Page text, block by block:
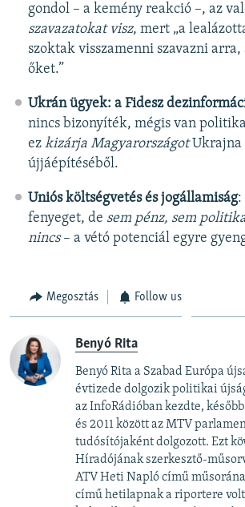
gondol – a kemény reakció –, az
szavazatokat visz, mert „a
szoktak visszamenni szavazni
őket.”
Ukrán ügyek: a Fidesz
nincs bizonyíték, mégis van
ez kizárja MagyarországotUkrajna
újjáépítéséből.
Uniós költségvetés és jogállamiság:
fenyeget, de sem pénz, sem
nincs– a vétó potenciál egyre
Megosztás Follow us
Benyó Rita
Benyó Rita a Szabad Európa
évtizede dolgozik politikai
az InfoRádióban kezdte,
és 2011 között az MTV
tudósítójaként dolgozott. Ezt
Híradójának szerkesztő-
ATV Heti Napló című
című hetilapnak a riportere